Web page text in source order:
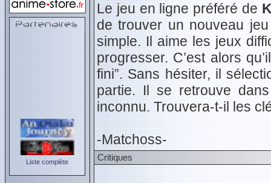
Liste complète
Le jeu en ligne préféré de
de trouver un nouveau
simple. Il aime les jeux
progresser. C’est alors
fini”. Sans hésiter, il
partie. Il se retrouve
inconnu. Trouvera-t-il les
-Matchoss-
Critiques